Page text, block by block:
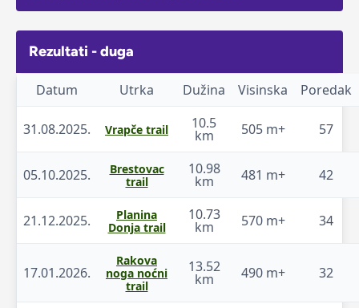
Rezultati - duga
Datum Utrka Dužina Visinska Poredak
31.08.2025. Vrapče trail 10.5
km 505 m+ 57
05.10.2025.
Brestovac
trail
10.98
km 481 m+ 42
21.12.2025.
Planina
Donja trail
10.73
km 570 m+ 34
17.01.2026.
Rakova
noga noćni
trail
13.52
km 490 m+ 32